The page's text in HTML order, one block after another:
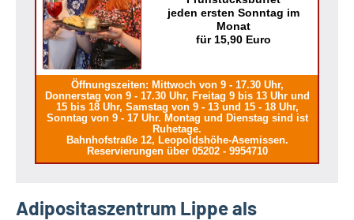
jeden ersten Sonntag im
Monat
für 15,90 Euro
Öffnungszeiten: Mittwoch von 9 - 17.30 Uhr,
Donnerstag von 9 - 17.30 Uhr, Freitag 9 bis 13 Uhr und
15 bis 18 Uhr, Samstag von 9 - 13 und 15 - 18 Uhr,
Sonntag von 9 - 17 Uhr. Montag und Dienstag sind ist
Ruhetage.
Bahnhofstraße 12, Leopoldshöhe-Asemissen.
Reservierungen über 05202 - 9954710
Adipositaszentrum Lippe als